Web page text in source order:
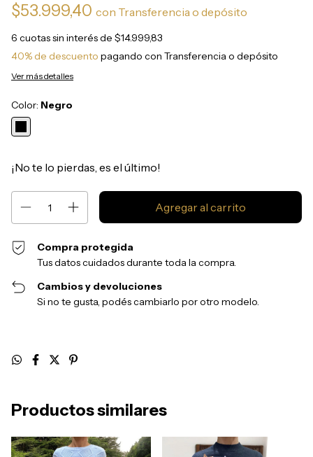
$53.999,40 con Transferencia o depósito
6 cuotas sin interés de $14.999,83
40% de descuento pagando con Transferencia o depósito
Ver más detalles
Color: Negro
¡No te lo pierdas, es el último!
Compra protegida
Tus datos cuidados durante toda la compra.
Cambios y devoluciones
Si no te gusta, podés cambiarlo por otro modelo.
Productos similares